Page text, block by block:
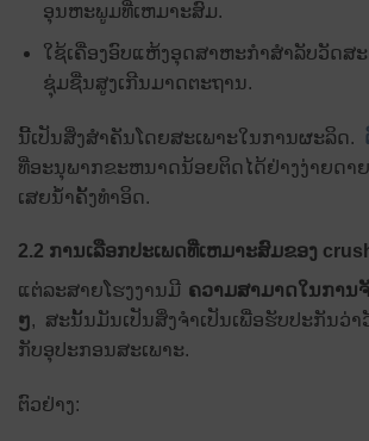
ອຸນຫະພູມທີ່ເຫມາະສົມ.
ໃຊ້ເຄື່ອງອົບແຫ້ງອຸດສາຫະກໍາສໍາລັບວັດສ
ຊຸ່ມຊື່ນສູງເກີນມາດຕະຖານ.
ນີ້ເປັນສິ່ງສໍາຄັນໂດຍສະເພາະໃນການຜະລິດ.
ທີ່ອະນຸພາກຂະຫນາດນ້ອຍຕິດໄດ້ຢ່າງງ່າຍດາ
ເສຍນ້ໍາຄັ້ງທໍາອິດ.
2.2 ການເລືອກປະເພດທີ່ເຫມາະສົມຂອງ
ແຕ່ລະສາຍໂຮງງານມີ ຄວາມສາມາດໃນການ
ໆ, ສະນັ້ນມັນເປັນສິ່ງຈໍາເປັນເພື່ອຮັບປະກັນວ່າ
ກັບອຸປະກອນສະເພາະ.
ຕົວຢ່າງ: